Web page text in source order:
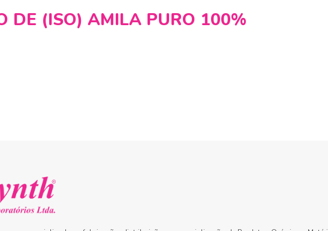
DE (ISO) AMILA PURO 100%